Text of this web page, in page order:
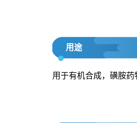
用途
用于有机合成，磺胺药